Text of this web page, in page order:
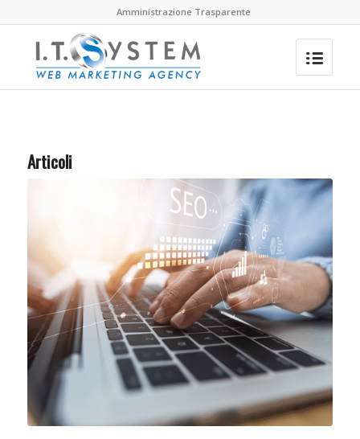
Amministrazione Trasparente
Articoli